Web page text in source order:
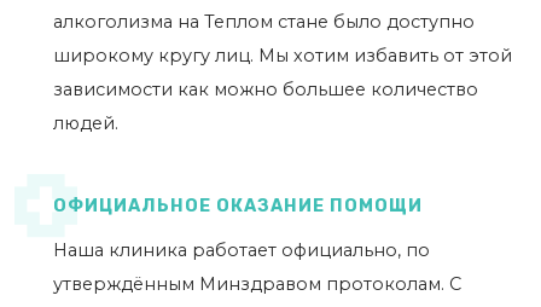
алкоголизма на Теплом стане было доступно
широкому кругу лиц. Мы хотим избавить от этой
зависимости как можно большее количество
людей.
ОФИЦИАЛЬНОЕ ОКАЗАНИЕ ПОМОЩИ
Наша клиника работает официально, по
утверждённым Минздравом протоколам. С